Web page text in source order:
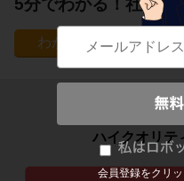
会員登録をクリ
189
子どもの勉強か
ハイクオリテ